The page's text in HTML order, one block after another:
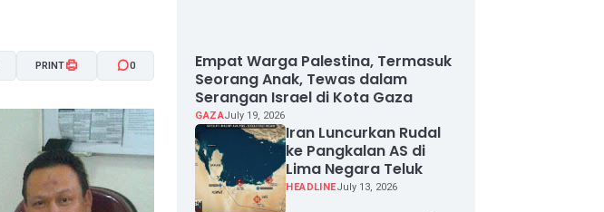
A- A+
PRINT 0
Empat Warga Palestina, Termasuk
Seorang Anak, Tewas dalam
Serangan Israel di Kota Gaza
GAZAJuly 19, 2026
Iran Luncurkan Rudal
ke Pangkalan AS di
Lima Negara Teluk
HEADLINEJuly 13, 2026